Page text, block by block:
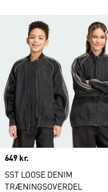
Price
649 kr.
SST LOOSE DENIM
TRÆNINGSOVERDEL